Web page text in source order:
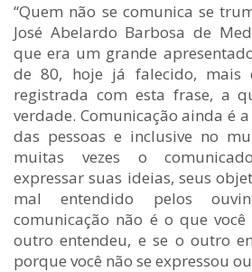
“Quem não se comunica se
José Abelardo Barbosa de
que era um grande
de 80, hoje já falecido, mais
registrada com esta frase, a
verdade. Comunicação ainda é
das pessoas e inclusive no
muitas vezes o
expressar suas ideias, seus
mal entendido pelos
comunicação não é o que
outro entendeu, e se o outro
porque você não se expressou